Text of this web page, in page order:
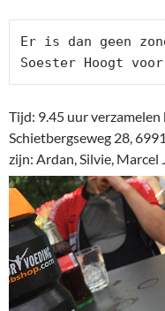
Er is dan geen
Soester Hoogt
Tijd: 9.45 uur
Schietbergseweg 28,
zijn: Ardan, Silvie, Marcel